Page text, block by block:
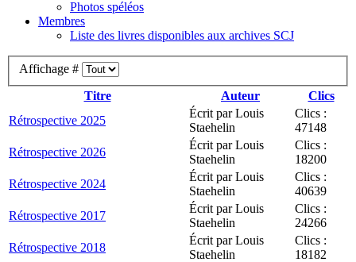
Photos spéléos
Membres
Liste des livres disponibles aux archives SCJ
Affichage #
Titre
Auteur
Clics
Rétrospective 2025
Écrit par Louis
Staehelin
Clics :
47148
Rétrospective 2026
Écrit par Louis
Staehelin
Clics :
18200
Rétrospective 2024
Écrit par Louis
Staehelin
Clics :
40639
Rétrospective 2017
Écrit par Louis
Staehelin
Clics :
24266
Rétrospective 2018
Écrit par Louis
Staehelin
Clics :
18182